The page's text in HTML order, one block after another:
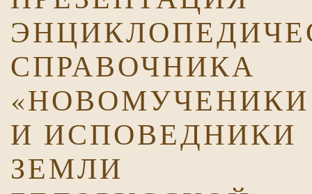
СПРАВОЧНИКА
«НОВОМУЧЕНИКИ
И ИСПОВЕДНИКИ
ЗЕМЛИ